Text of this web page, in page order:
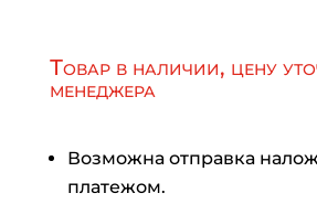
Товар в наличии, цену
менеджера
Возможна отправка
платежом.